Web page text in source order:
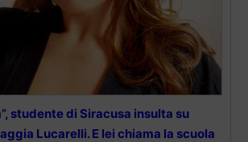
studente di Siracusa insulta su
Lucarelli. E lei chiama la scuola